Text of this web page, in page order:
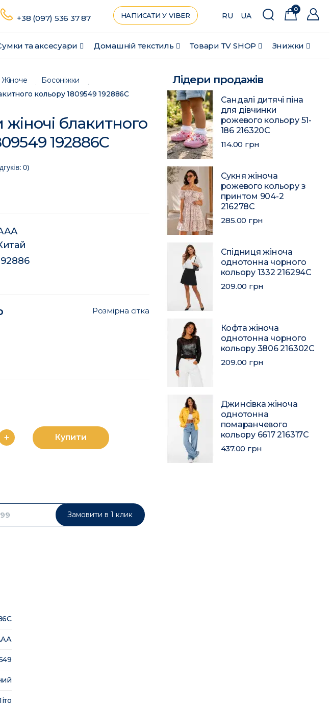
та аксесуари Домашній текстиль Товари ТV SHOP Знижки
+38 (097) 536 37 87 НАПИСАТИ У VIBER RU UA
0
Жіноче
Босоніжки
кольору 1809549 192886C
блакитного
192886C
0)
Розмірна сітка
+ Купити
Замовити в 1 клик
Лідери продажів
Сандалі дитячі піна
для дівчинки
рожевого кольору 51-
186 216320C
114.00 грн
Сукня жіноча
рожевого кольору з
принтом 904-2
216278C
285.00 грн
Спідниця жіноча
однотонна чорного
кольору 1332 216294C
209.00 грн
Кофта жіноча
однотонна чорного
кольору 3806 216302C
209.00 грн
Джинсівка жіноча
однотонна
помаранчевого
кольору 6617 216317C
437.00 грн